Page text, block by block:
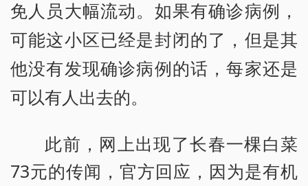
免人员大幅流动。如果有确诊病例，
可能这小区已经是封闭的了，但是其
他没有发现确诊病例的话，每家还是
可以有人出去的。
此前，网上出现了长春一棵白菜
73元的传闻，官方回应，因为是有机